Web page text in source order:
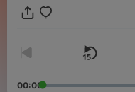
centramos nuestra
retrospectivas, bandas
00:00